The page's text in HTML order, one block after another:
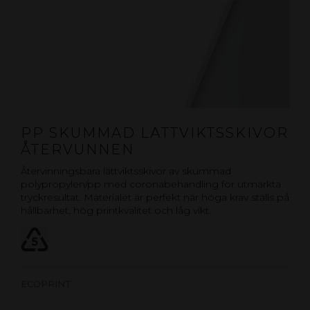
PP SKUMMAD LÄTTVIKTSSKIVOR
ÅTERVUNNEN
Återvinningsbara lättviktsskivor av skummad
polypropylen/pp med coronabehandling för utmärkta
tryckresultat. Materialet är perfekt när höga krav ställs på
hållbarhet, hög printkvalitet och låg vikt.